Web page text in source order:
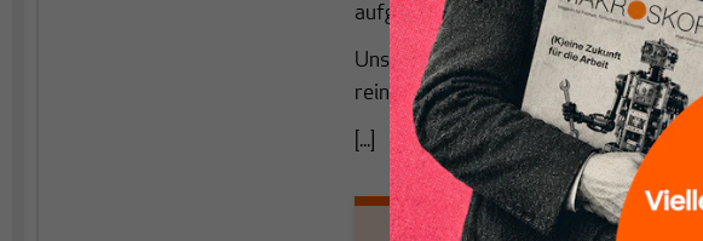
aufgeworfenen Fragen.
Unstrittig erscheinen diese
reinen Gelderzeugung (nicht der
[...]